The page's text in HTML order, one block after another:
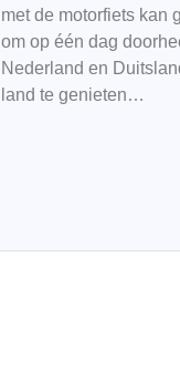
met de motorfiets kan
om op één dag
Nederland en
land te genieten…